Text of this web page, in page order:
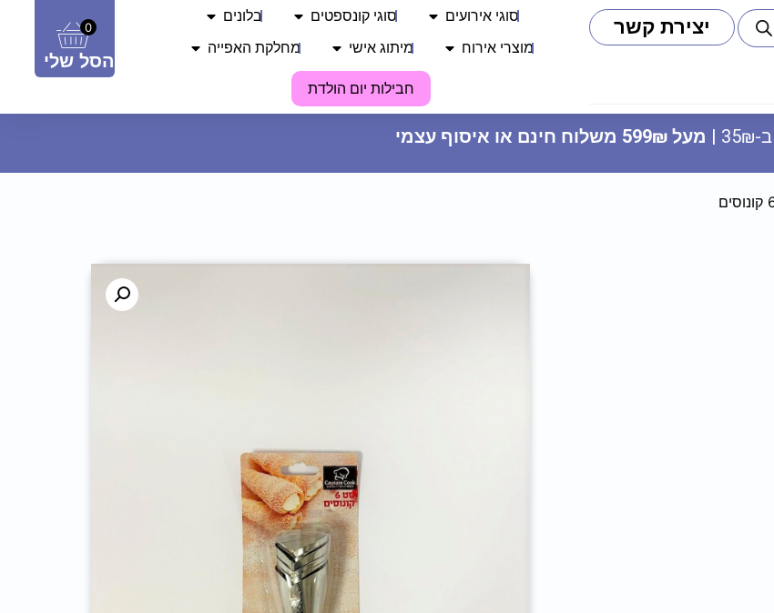
קופת חיסכון כספת - בית הבובות
0
הסל שלי
יצירת קשר סוגי אירועים סוגי קונספטים בלונים
מוצרי אירוח מיתוג אישי מחלקת האפייה
חבילות יום הולדת
| מעל 599₪ משלוח חינם או איסוף עצמי